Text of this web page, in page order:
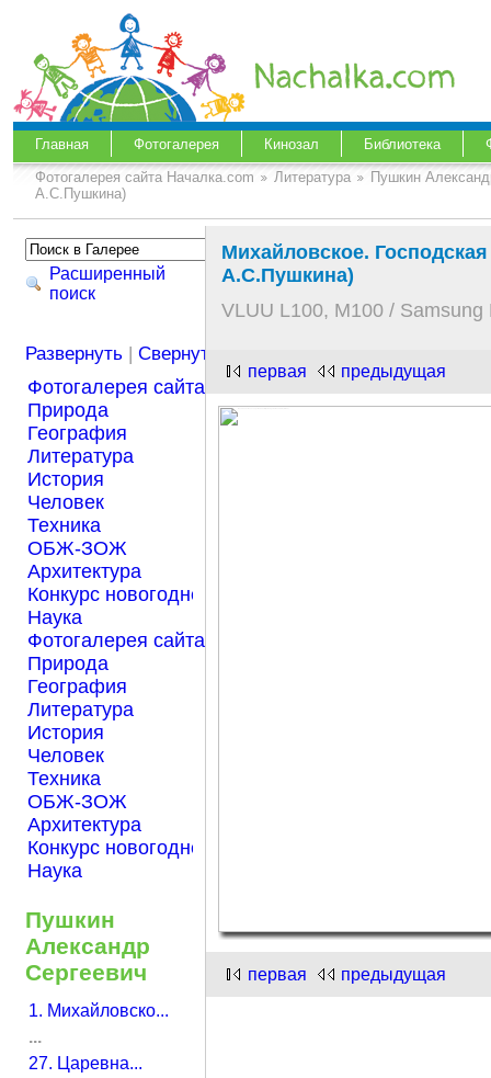
Главная Фотогалерея Кинозал Библиотека
Фотогалерея сайта Началка.com Литература
Пушкин
А.С.Пушкина)
Расширенный
поиск
Развернуть |Свернуть
Фотогалерея сайта Началка.com
Природа
География
Литература
История
Человек
Техника
ОБЖ-ЗОЖ
Архитектура
Конкурс новогодней открытки "Нарисуем Новый
Наука
Фотогалерея сайта Началка.com
Природа
География
Литература
История
Человек
Техника
ОБЖ-ЗОЖ
Архитектура
Конкурс новогодней открытки "Нарисуем Новый
Наука
Пушкин
Александр
Сергеевич
1. Михайловско...
...
27. Царевна...
Михайловское.
А.С.Пушкина)
VLUU L100, M100 / Samsung
первая предыдущая
первая предыдущая